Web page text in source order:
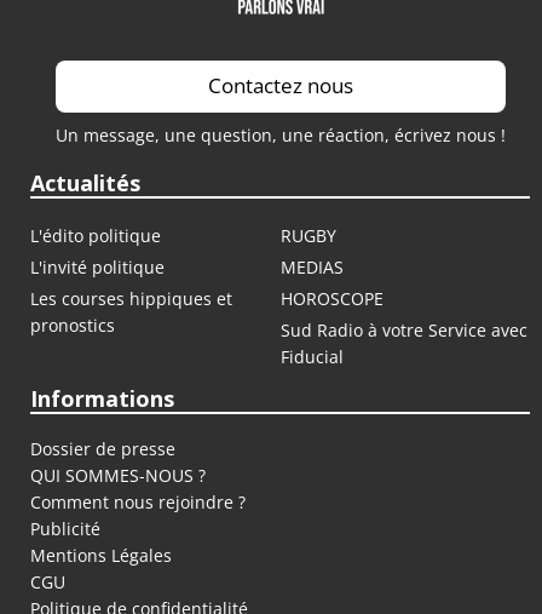
Contactez nous
Un message, une question, une réaction, écrivez nous !
Actualités
L'édito politique
RUGBY
L'invité politique
MEDIAS
Les courses hippiques et
pronostics
HOROSCOPE
Sud Radio à votre Service avec
Fiducial
Informations
Dossier de presse
QUI SOMMES-NOUS ?
Comment nous rejoindre ?
Publicité
Mentions Légales
CGU
Politique de confidentialité